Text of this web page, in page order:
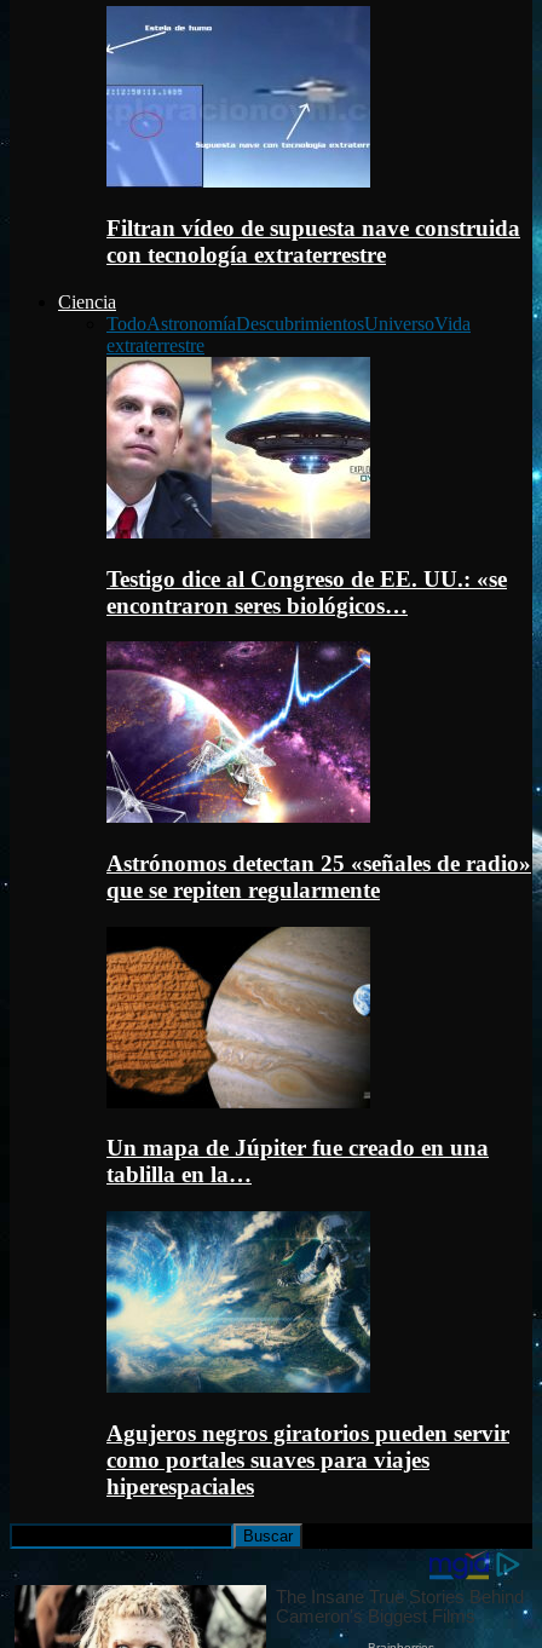
Filtran vídeo de supuesta nave construida
con tecnología extraterrestre
Ciencia
TodoAstronomíaDescubrimientosUniversoVida
extraterrestre
Testigo dice al Congreso de EE. UU.: «se
encontraron seres biológicos…
Astrónomos detectan 25 «señales de radio»
que se repiten regularmente
Un mapa de Júpiter fue creado en una
tablilla en la…
Agujeros negros giratorios pueden servir
como portales suaves para viajes
hiperespaciales